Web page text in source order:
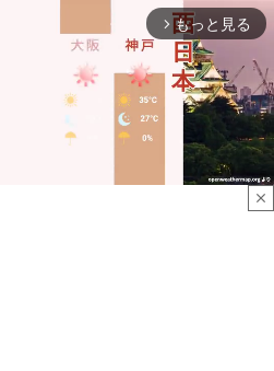
close
arrow_forward_ios もっと見る